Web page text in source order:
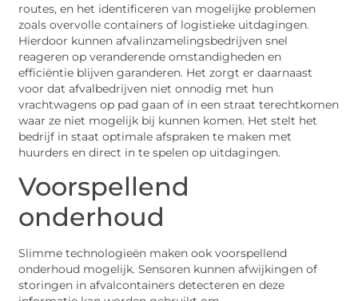
routes, en het identificeren van mogelijke problemen
zoals overvolle containers of logistieke uitdagingen.
Hierdoor kunnen afvalinzamelingsbedrijven snel
reageren op veranderende omstandigheden en
efficiëntie blijven garanderen. Het zorgt er daarnaast
voor dat afvalbedrijven niet onnodig met hun
vrachtwagens op pad gaan of in een straat terechtkomen
waar ze niet mogelijk bij kunnen komen. Het stelt het
bedrijf in staat optimale afspraken te maken met
huurders en direct in te spelen op uitdagingen.
Voorspellend
onderhoud
Slimme technologieën maken ook voorspellend
onderhoud mogelijk. Sensoren kunnen afwijkingen of
storingen in afvalcontainers detecteren en deze